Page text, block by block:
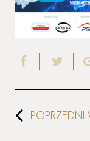
POPRZEDNI